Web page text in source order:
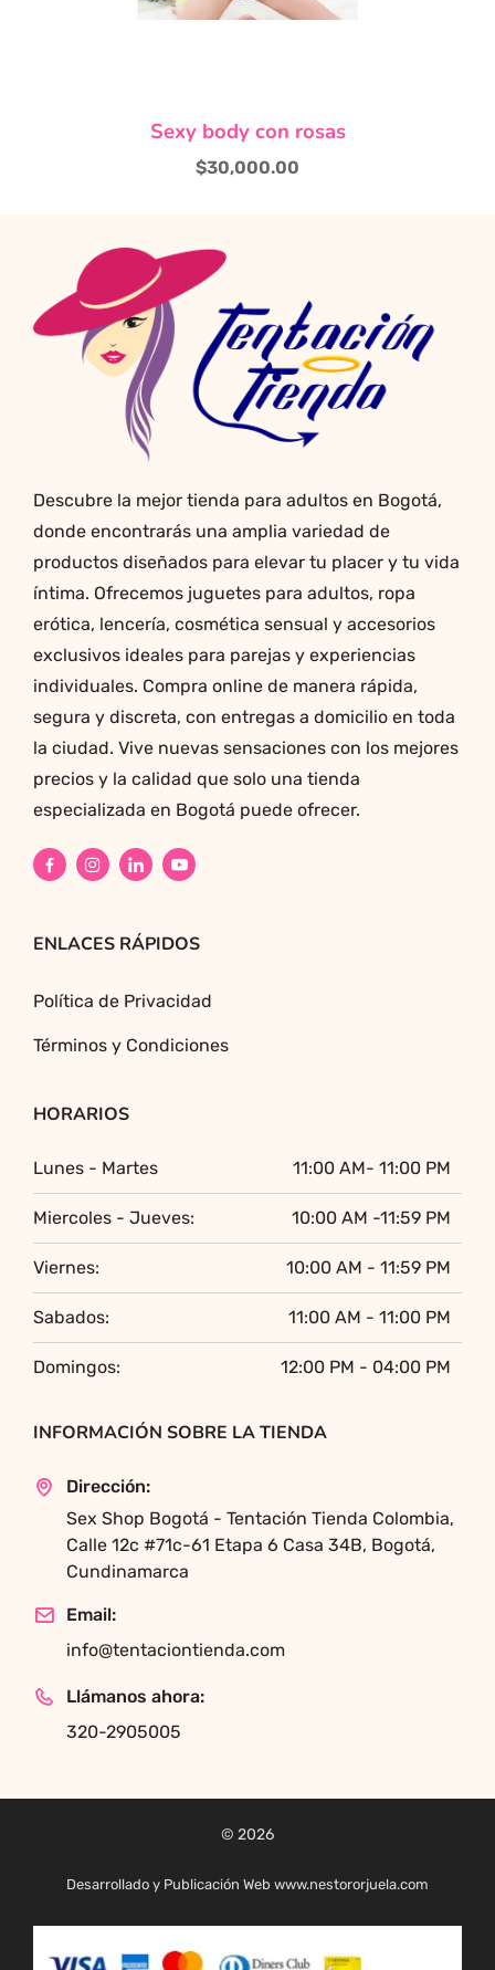
Sexy body con rosas
$30,000.00
Descubre la mejor tienda para adultos en Bogotá,
donde encontrarás una amplia variedad de
productos diseñados para elevar tu placer y tu vida
íntima. Ofrecemos juguetes para adultos, ropa
erótica, lencería, cosmética sensual y accesorios
exclusivos ideales para parejas y experiencias
individuales. Compra online de manera rápida,
segura y discreta, con entregas a domicilio en toda
la ciudad. Vive nuevas sensaciones con los mejores
precios y la calidad que solo una tienda
especializada en Bogotá puede ofrecer.
ENLACES RÁPIDOS
Política de Privacidad
Términos y Condiciones
HORARIOS
Lunes - Martes 11:00 AM- 11:00 PM
Miercoles - Jueves: 10:00 AM -11:59 PM
Viernes: 10:00 AM - 11:59 PM
Sabados: 11:00 AM - 11:00 PM
Domingos: 12:00 PM - 04:00 PM
INFORMACIÓN SOBRE LA TIENDA
Dirección:
Sex Shop Bogotá - Tentación Tienda Colombia,
Calle 12c #71c-61 Etapa 6 Casa 34B, Bogotá,
Cundinamarca
Email:
info@tentaciontienda.com
Llámanos ahora:
320-2905005
© 2026
Desarrollado y Publicación Web www.nestororjuela.com